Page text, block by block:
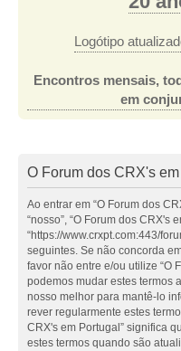
Logótipo
Encontros mensais,
em
O Forum dos CRX's
Ao entrar em “O Forum dos
“nosso”, “O Forum dos CRX's
“https://www.crxpt.com:443/
seguintes. Se não concorda
favor não entre e/ou utilize “O
podemos mudar estes termos
nosso melhor para mantê-lo
rever regularmente estes
CRX's em Portugal” significa
estes termos quando são